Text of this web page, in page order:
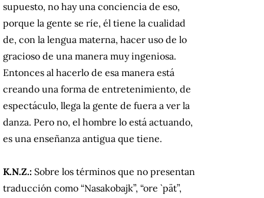
supuesto, no hay una conciencia de eso,
porque la gente se ríe, él tiene la cualidad
de, con la lengua materna, hacer uso de lo
gracioso de una manera muy ingeniosa.
Entonces al hacerlo de esa manera está
creando una forma de entretenimiento, de
espectáculo, llega la gente de fuera a ver la
danza. Pero no, el hombre lo está actuando,
es una enseñanza antigua que tiene.
K.N.Z.: Sobre los términos que no presentan
traducción como “Nasakobajk”, “ore `pät”,